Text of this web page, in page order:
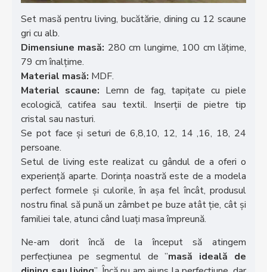
Set masă pentru living, bucătărie, dining cu 12 scaune
gri cu alb.
Dimensiune masă: 280 cm lungime, 100 cm lățime,
79 cm înalțime.
Material masă: MDF.
Material scaune: Lemn de fag, tapițate cu piele
ecologică, catifea sau textil. Inserții de pietre tip
cristal sau nasturi.
Se pot face și seturi de 6,8,10, 12, 14 ,16, 18, 24
persoane.
Setul de living este realizat cu gândul de a oferi o
experiență aparte. Dorința noastră este de a modela
perfect formele și culorile, în așa fel încât, produsul
nostru final să pună un zâmbet pe buze atât ție, cât și
familiei tale, atunci când luați masa împreună.
Ne-am dorit încă de la început să atingem
perfecțiunea pe segmentul de ”masă ideală de